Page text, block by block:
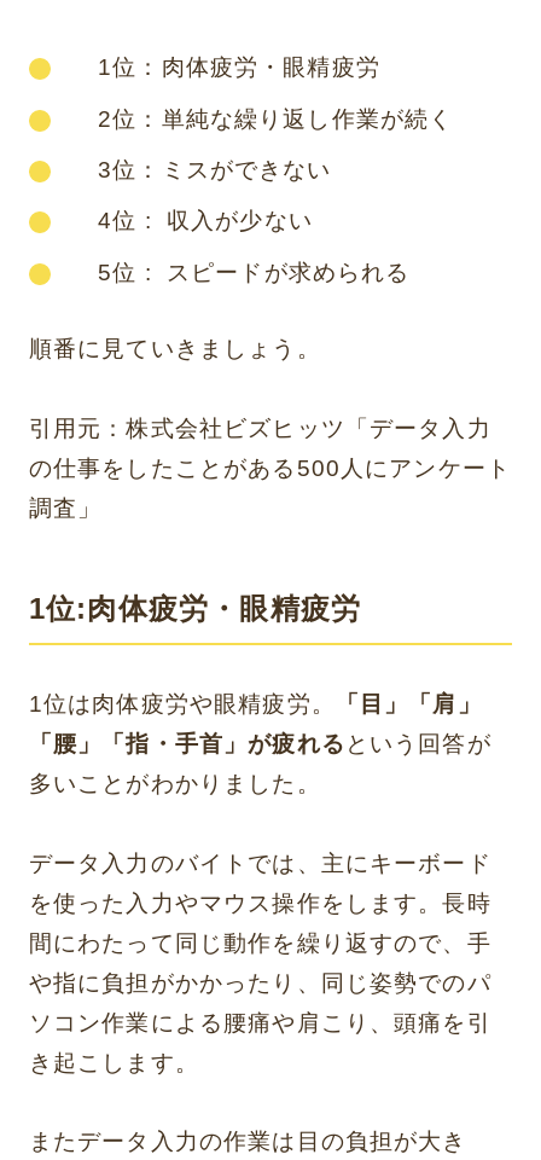
1位：肉体疲労・眼精疲労
2位：単純な繰り返し作業が続く
3位：ミスができない
4位 : 収入が少ない
5位 : スピードが求められる
順番に見ていきましょう。
引用元：株式会社ビズヒッツ「データ入力
の仕事をしたことがある500人にアンケート
調査 」
1位:肉体疲労・眼精疲労
1位は肉体疲労や眼精疲労。
「目」「肩」
「腰」「指・手首」が疲れる という回答が
多いことがわかりました。
データ入力のバイトでは、主にキーボード
を使った入力やマウス操作をします。長時
間にわたって同じ動作を繰り返すので、手
や指に負担がかかったり、同じ姿勢でのパ
ソコン作業による腰痛や肩こり、頭痛を引
き起こします。
またデータ入力の作業は目の負担が大き